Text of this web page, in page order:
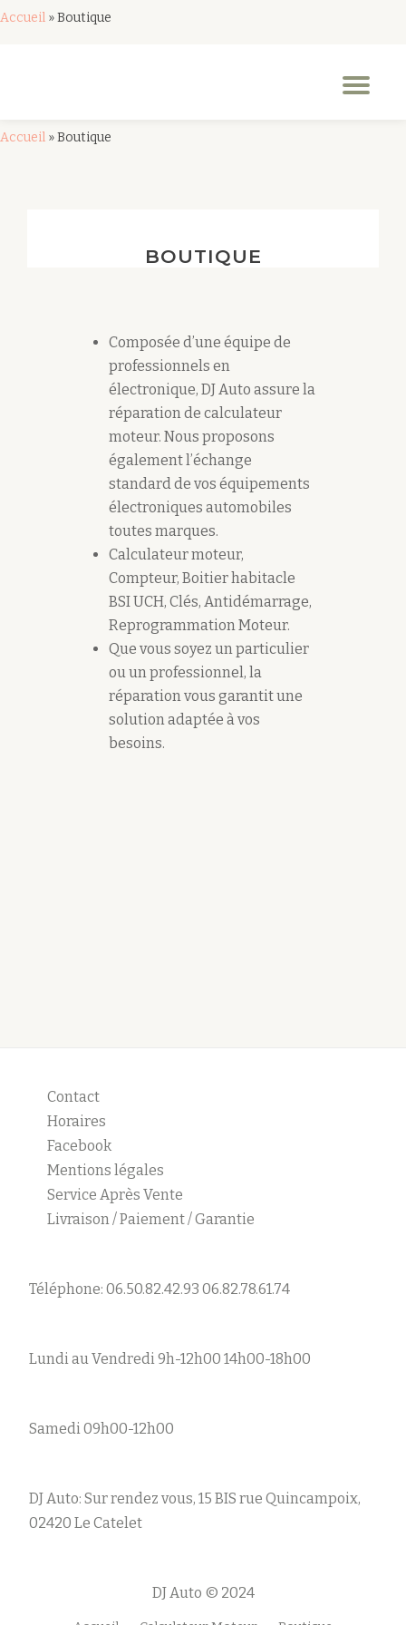
Accueil »Boutique
Accueil »Boutique
BOUTIQUE
Composée d’une équipe de
professionnels en
électronique, DJ Auto assure la
réparation de calculateur
moteur. Nous proposons
également l’échange
standard de vos équipements
électroniques automobiles
toutes marques.
Calculateur moteur,
Compteur, Boitier habitacle
BSI UCH, Clés, Antidémarrage,
Reprogrammation Moteur.
Que vous soyez un particulier
ou un professionnel, la
réparation vous garantit une
solution adaptée à vos
besoins.
Contact
Horaires
Facebook
Mentions légales
Service Après Vente
Livraison / Paiement / Garantie
Téléphone: 06.50.82.42.93 06.82.78.61.74
Lundi au Vendredi 9h-12h00 14h00-18h00
Samedi 09h00-12h00
DJ Auto: Sur rendez vous, 15 BIS rue Quincampoix,
02420 Le Catelet
DJ Auto © 2024